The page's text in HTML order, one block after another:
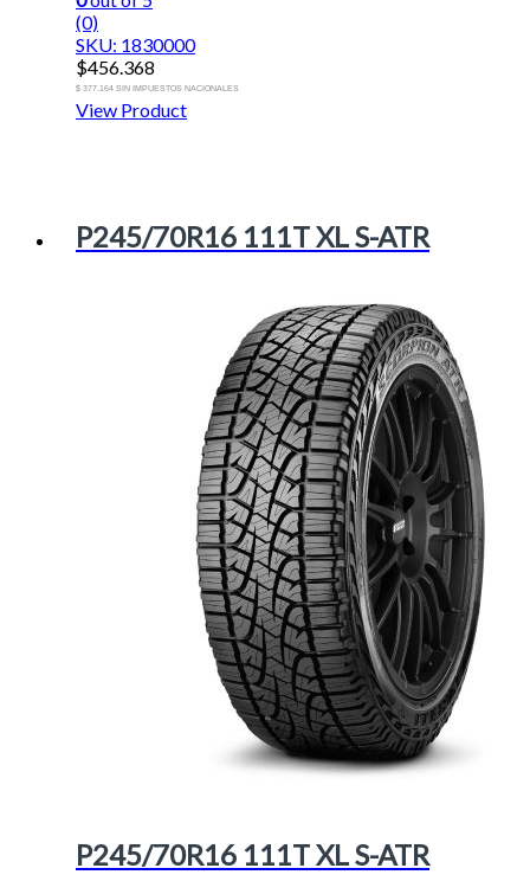
(0)
SKU: 1830000
$456.368
$ 377.164 SIN IMPUESTOS NACIONALES
View Product
P245/70R16 111T XL S-ATR
P245/70R16 111T XL S-ATR